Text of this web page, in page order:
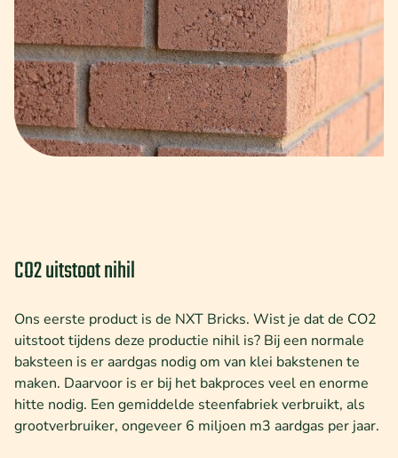
CO2 uitstoot nihil
Ons eerste product is de NXT Bricks. Wist je dat de CO2
uitstoot tijdens deze productie nihil is? Bij een normale
baksteen is er aardgas nodig om van klei bakstenen te
maken. Daarvoor is er bij het bakproces veel en enorme
hitte nodig. Een gemiddelde steenfabriek verbruikt, als
grootverbruiker, ongeveer 6 miljoen m3 aardgas per jaar.